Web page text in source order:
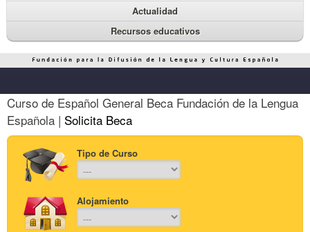
Actualidad
Recursos educativos
Curso de Español General Beca Fundación de la Lengua
Española | Solicita Beca
Tipo de Curso
Alojamiento